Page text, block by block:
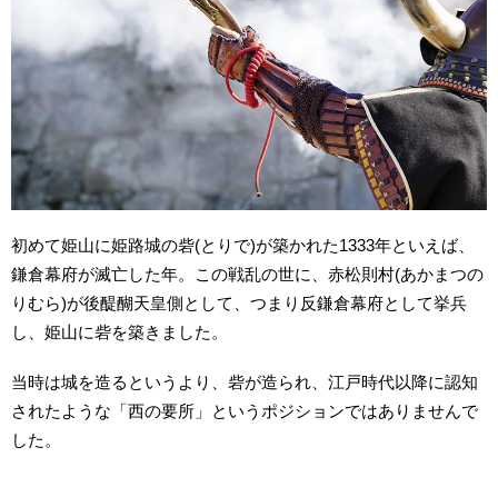
初めて姫山に姫路城の砦(とりで)が築かれた1333年といえば、
鎌倉幕府が滅亡した年。この戦乱の世に、赤松則村(あかまつの
りむら)が後醍醐天皇側として、つまり反鎌倉幕府として挙兵
し、姫山に砦を築きました。
当時は城を造るというより、砦が造られ、江戸時代以降に認知
されたような「西の要所」というポジションではありませんで
した。